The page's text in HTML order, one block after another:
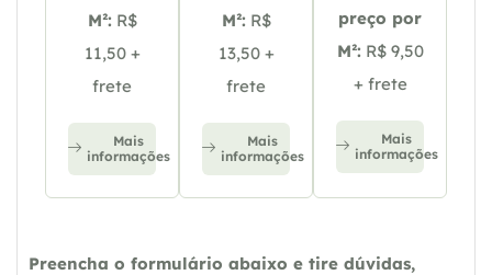
M²: R$
11,50 +
frete
Mais
informações
M²: R$
13,50 +
frete
Mais
informações
preço por
M²: R$ 9,50
+ frete
Mais
informações
Preencha o formulário abaixo e tire dúvidas,